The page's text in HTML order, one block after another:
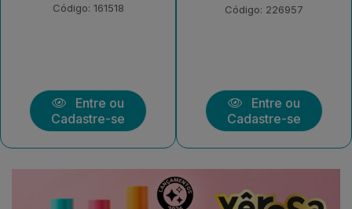
Código: 226957
Entre ou
Cadastre-se
Código: 226956
Entre ou
Cadastre-se